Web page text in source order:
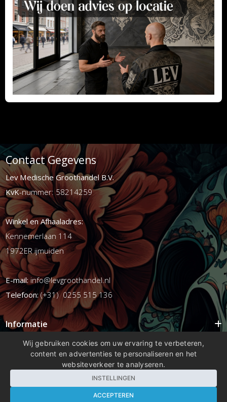
Contact Gegevens
Lev Medische Groothandel B.V.
KvK-nummer: 58214259
Winkel en Afhaaladres:
Kennemerlaan 114
1972ER ijmuiden
E-mail:info@levgroothandel.nl
Telefoon:(+31) 0255 515 136
Informatie
Mijn account
Wij gebruiken cookies om uw ervaring te verbeteren,
content en advertenties te personaliseren en het
websiteverkeer te analyseren.
INSTELLINGEN
ACCEPTEREN